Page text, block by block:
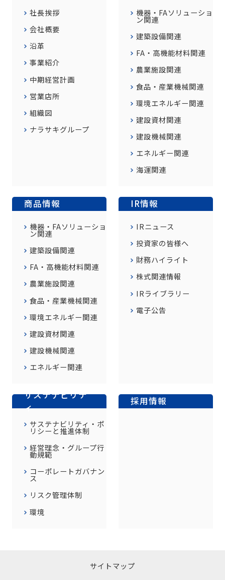
社長挨拶
会社概要
沿革
事業紹介
中期経営計画
営業店所
組織図
ナラサキグループ
機器・FAソリューショ
ン関連
建築設備関連
FA・高機能材料関連
農業施設関連
食品・産業機械関連
環境エネルギー関連
建設資材関連
建設機械関連
エネルギー関連
海運関連
商品情報
機器・FAソリューショ
ン関連
建築設備関連
FA・高機能材料関連
農業施設関連
食品・産業機械関連
環境エネルギー関連
建設資材関連
建設機械関連
エネルギー関連
IR情報
IRニュース
投資家の皆様へ
財務ハイライト
株式関連情報
IRライブラリー
電子公告
サステナビリテ
ィ
サステナビリティ・ポ
リシーと推進体制
経営理念・グループ行
動規範
コーポレートガバナン
ス
リスク管理体制
環境
採用情報
サイトマップ